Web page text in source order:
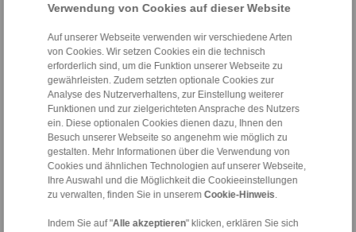
Verwendung von Cookies auf dieser Website
Auf unserer Webseite verwenden wir verschiedene Arten
von Cookies. Wir setzen Cookies ein die technisch
erforderlich sind, um die Funktion unserer Webseite zu
gewährleisten. Zudem setzten optionale Cookies zur
Analyse des Nutzerverhaltens, zur Einstellung weiterer
Funktionen und zur zielgerichteten Ansprache des Nutzers
ein. Diese optionalen Cookies dienen dazu, Ihnen den
Besuch unserer Webseite so angenehm wie möglich zu
gestalten. Mehr Informationen über die Verwendung von
Cookies und ähnlichen Technologien auf unserer Webseite,
Ihre Auswahl und die Möglichkeit die Cookieeinstellungen
zu verwalten, finden Sie in unserem Cookie-Hinweis
Indem Sie auf "Alle akzeptieren" klicken, erklären Sie sich
Sprachen:
EN
FR